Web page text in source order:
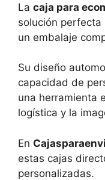
La caja para
solución perfecta
un embalaje
Su diseño
capacidad de
una herramienta
logística y la
En
estas cajas
personalizadas.